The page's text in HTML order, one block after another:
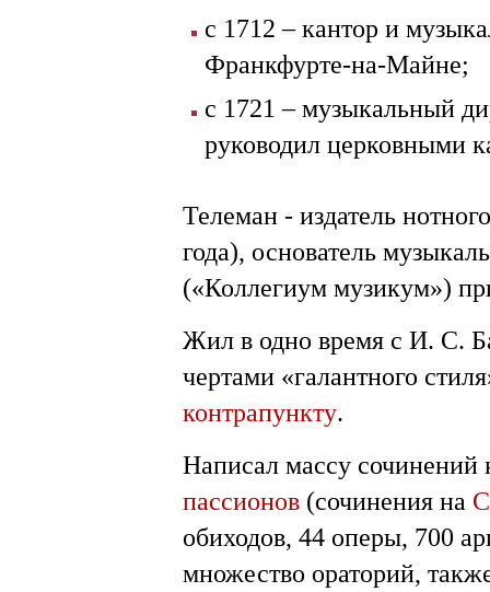
с 1712 – кантор и
Франкфурте-на-Майне;
с 1721 – музыкальный
руководил церковными
Телеман - издатель
года), основатель
(«Коллегиум музикум»)
Жил в одно время с И. С.
чертами «галантного
контрапункту.
Написал массу сочинений
пассионов (сочинения на
обиходов, 44 оперы, 700
множество ораторий,